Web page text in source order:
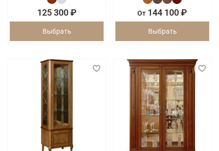
125 300 ₽
Выбрать
От 144 100 ₽
Выбрать